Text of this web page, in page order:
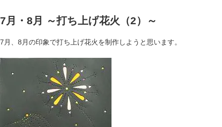
7月・8月 ～打ち上げ花火（2）～
7月、8月の印象で打ち上げ花火を制作しようと思います。